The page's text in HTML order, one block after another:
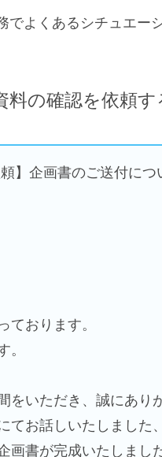
でよくあるシチュエー
の確認を依頼す
頼】企画書のご送付につ
ております。
。
をいただき、誠にあり
てお話しいたしました、
画書が完成いたしました